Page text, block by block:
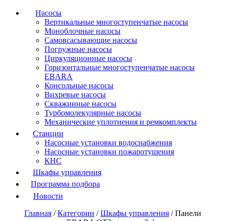
Насосы
Вертикальные многоступенчатые насосы
Моноблочные насосы
Самовсасывающие насосы
Погружные насосы
Циркуляционные насосы
Горизонтальные многоступенчатые насосы
EBARA
Консольные насосы
Вихревые насосы
Скважинные насосы
Турбомолекулярные насосы
Механические уплотнения и ремкомплекты
Станции
Насосные установки водоснабжения
Насосные установки пожаротушения
КНС
Шкафы управления
Программа подбора
Новости
Главная /Категории /Шкафы управления /Панели